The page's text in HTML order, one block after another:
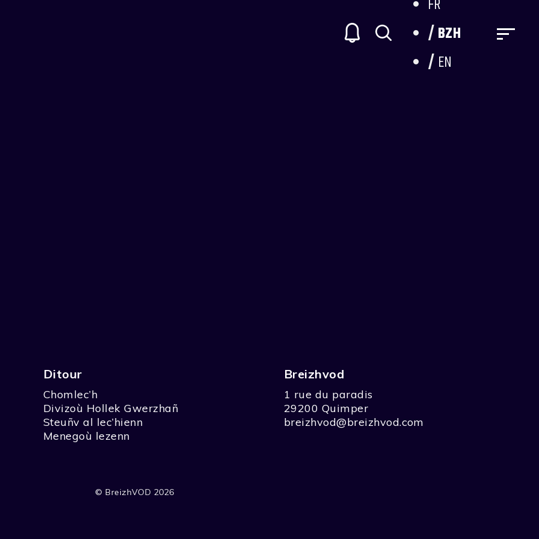
FR
BZH
EN
Ditour
Chomlec’h
Divizoù Hollek Gwerzhañ
Steuñv al lec’hienn
Menegoù lezenn
Breizhvod
1 rue du paradis
29200 Quimper
breizhvod@breizhvod.com
© BreizhVOD 2026